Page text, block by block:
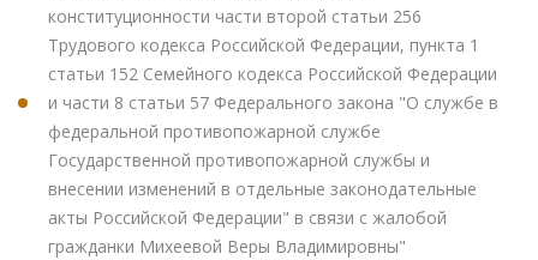
конституционности части второй статьи 256
Трудового кодекса Российской Федерации, пункта 1
статьи 152 Семейного кодекса Российской Федерации
и части 8 статьи 57 Федерального закона "О службе в
федеральной противопожарной службе
Государственной противопожарной службы и
внесении изменений в отдельные законодательные
акты Российской Федерации" в связи с жалобой
гражданки Михеевой Веры Владимировны"